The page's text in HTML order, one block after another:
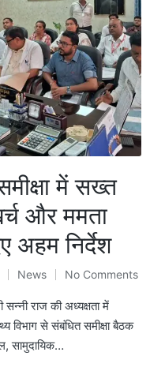
में सख्त
और ममता
अहम निर्देश
Posted
in
News No Comments
राज की अध्यक्षता में
विभाग से संबंधित समीक्षा बैठक
सामुदायिक…